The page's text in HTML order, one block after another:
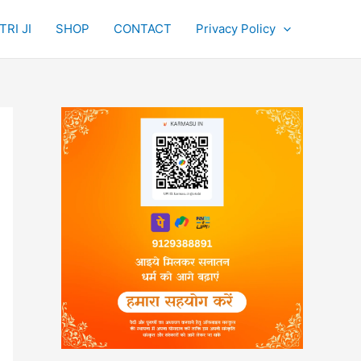
JI SHOP CONTACT Privacy Policy